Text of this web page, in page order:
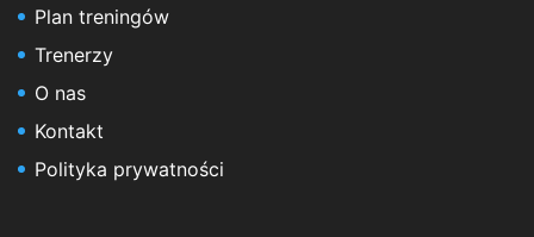
Plan treningów
Trenerzy
O nas
Kontakt
Polityka prywatności